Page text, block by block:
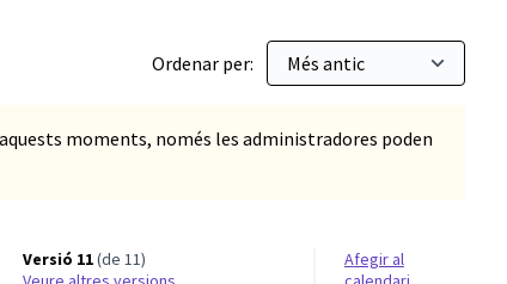
Ordenar per:
moments, només les administradores poden
Versió 11(de 11)
Afegir al